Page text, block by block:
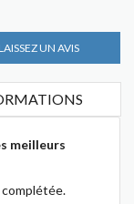
UN AVIS
meilleurs
complétée.